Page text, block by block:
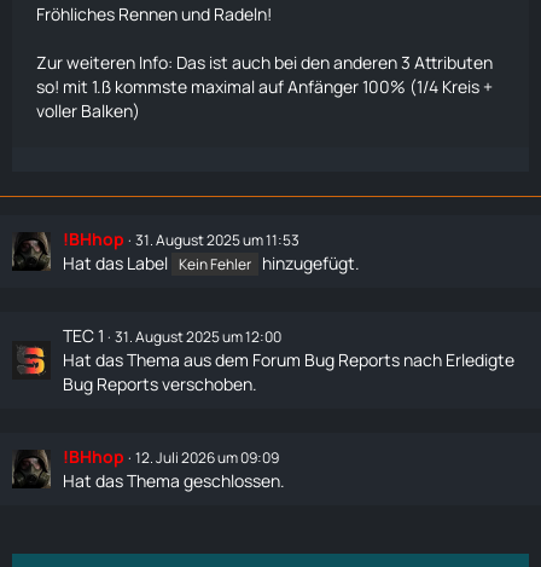
Fröhliches Rennen und Radeln!
Zur weiteren Info: Das ist auch bei den anderen 3 Attributen
so! mit 1.ß kommste maximal auf Anfänger 100% (1/4 Kreis +
voller Balken)
!BHhop 31. August 2025 um 11:53
Hat das Label Kein Fehler hinzugefügt.
TEC 1 31. August 2025 um 12:00
Hat das Thema aus dem Forum Bug Reports nach Erledigte
Bug Reportsverschoben.
!BHhop 12. Juli 2026 um 09:09
Hat das Thema geschlossen.